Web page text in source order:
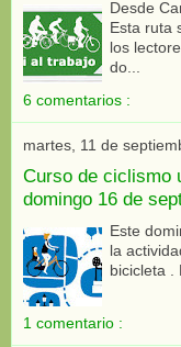
Desde
Esta ruta
los
do...
6 comentarios :
martes, 11 de
Curso de ciclismo
domingo 16 de
Este
la
bicicleta .
1 comentario :